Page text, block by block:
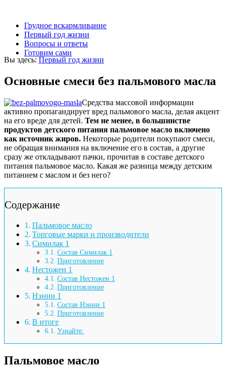
Грудное вскармливание
Первый год жизни
Вопросы и ответы
Готовим сами
Вы здесь: Первый год жизни
Основные смеси без пальмового масла
Средства массовой информации
активно пропагандирует вред пальмового масла, делая акцент
на его вреде для детей. Тем не менее, в большинстве
продуктов детского питания пальмовое масло включено
как источник жиров. Некоторые родители покупают смеси,
не обращая внимания на включение его в состав, а другие
сразу же откладывают пачки, прочитав в составе детского
питания пальмовое масло. Какая же разница между детским
питанием с маслом и без него?
Содержание
Пальмовое масло
Торговые марки и производители
Симилак 1
Состав Симилак 1
Приготовление
Нестожен 1
Состав Нестожен 1
Приготовление
Нэнни 1
Состав Нэнни 1
Приготовление
В итоге
Узнайте:
Пальмовое масло